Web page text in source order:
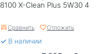
Бензиновый двигатель
Автомобили с
8100 X-Clean Plus 5W30 4
Сравнить Отложить
В наличии